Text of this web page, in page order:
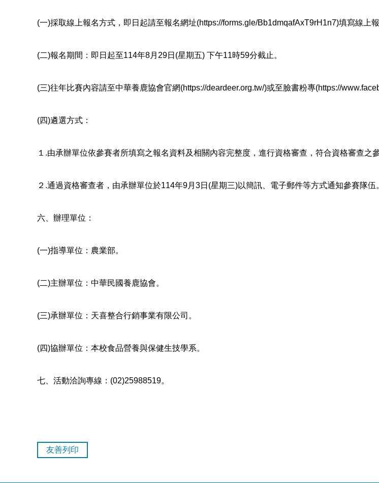
(一)採取線上報名方式，即日起請至報名網址(https://forms.gle/Bb1dmqafAxT9rH1n7)填寫線上報
(二)報名期間：即日起至114年8月29日(星期五) 下午11時59分截止。
(三)往年比賽內容請至中華養鹿協會官網(https://deardeer.org.tw/)或至臉書粉專(https://
(四)遴選方式：
１.由承辦單位依參賽者所填寫之報名資料及相關內容完整度，進行資格審查，符合資格審查之
２.通過資格審查者，由承辦單位於114年9月3日(星期三)以簡訊、電子郵件等方式通知參賽隊伍
六、辦理單位：
(一)指導單位：農業部。
(二)主辦單位：中華民國養鹿協會。
(三)承辦單位：天喜整合行銷事業有限公司。
(四)協辦單位：本校食品營養與保健生技學系。
七、活動洽詢專線：(02)25988519。
友善列印